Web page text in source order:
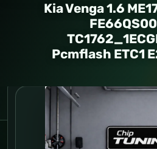
Kia Venga 1.6
Pcmflash ETC1